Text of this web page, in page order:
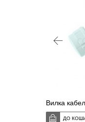
Вилка